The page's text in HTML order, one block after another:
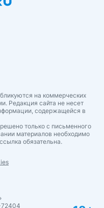
на коммерческих
Редакция сайта не несет
содержащейся в
только с письменного
материалов необходимо
обязательна.